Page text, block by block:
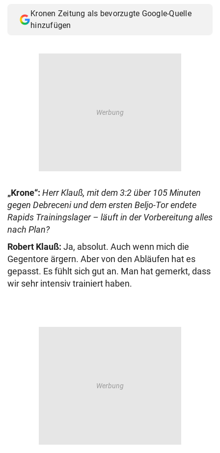
Muthgasse 2, 1190 Wien
Kronen Zeitung als bevorzugte Google-Quelle
hinzufügen
„Krone“: Herr Klauß, mit dem 3:2 über 105 Minuten
gegen Debreceni und dem ersten Beljo-Tor endete
Rapids Trainingslager – läuft in der Vorbereitung alles
nach Plan?
Robert Klauß: Ja, absolut. Auch wenn mich die
Gegentore ärgern. Aber von den Abläufen hat es
gepasst. Es fühlt sich gut an. Man hat gemerkt, dass
wir sehr intensiv trainiert haben.